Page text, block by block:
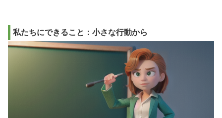
私たちにできること：小さな行動から